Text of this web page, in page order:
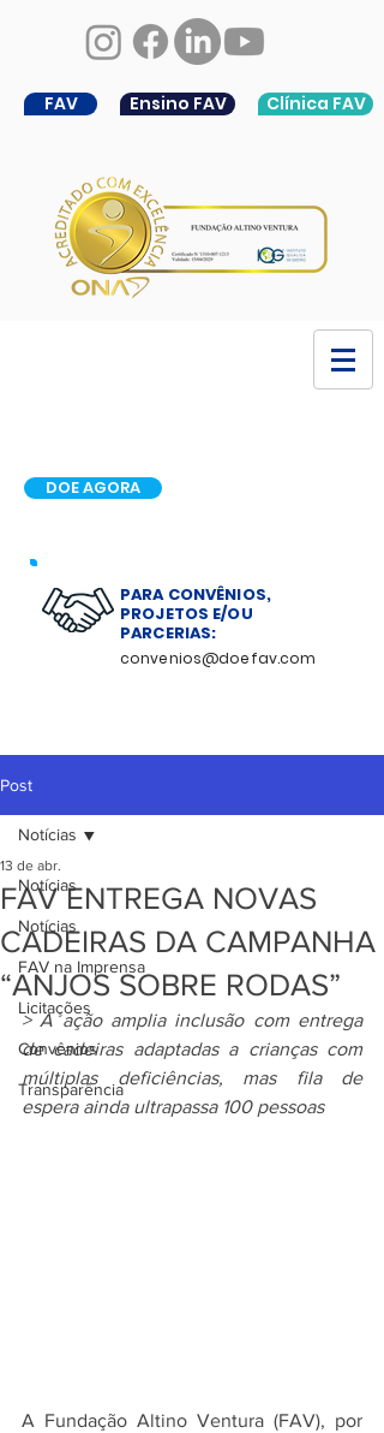
FAV Ensino FAV Clínica FAV
DOE AGORA
PARA CONVÊNIOS,
PROJETOS E/OU
PARCERIAS:
convenios@doefav.com
Post
Notícias
Notícias
FAV na Imprensa
Licitações
Convênios
Transparência
Notícias
FAV ENTREGA NOVAS
CADEIRAS DA CAMPANHA
“ANJOS SOBRE RODAS”
13 de abr.
> A ação amplia inclusão com entrega
de cadeiras adaptadas a crianças com
múltiplas deficiências, mas fila de
espera ainda ultrapassa 100 pessoas
A Fundação Altino Ventura (FAV), por